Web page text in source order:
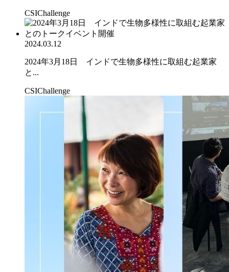
CSIChallenge
2024.03.12
2024年3月18日 インドで生物多様性に取組む起業家
と...
CSIChallenge